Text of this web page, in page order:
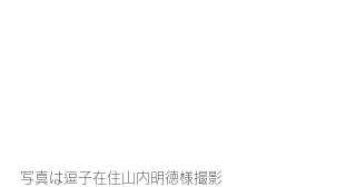
写真は逗子在住山内明徳様撮影